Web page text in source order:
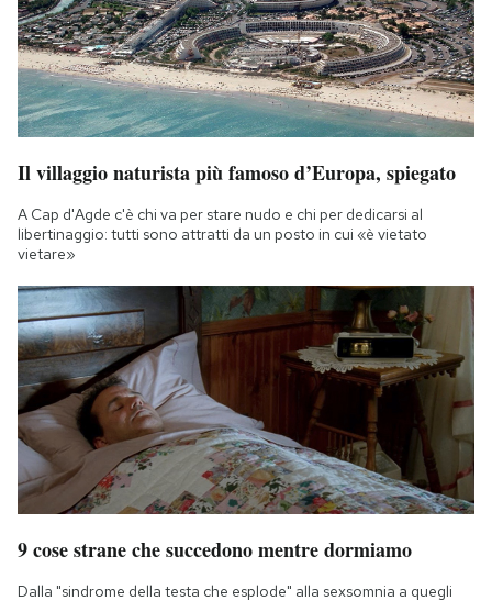
Il villaggio naturista più famoso d’Europa, spiegato
A Cap d'Agde c'è chi va per stare nudo e chi per dedicarsi al
libertinaggio: tutti sono attratti da un posto in cui «è vietato
vietare»
9 cose strane che succedono mentre dormiamo
Dalla "sindrome della testa che esplode" alla sexsomnia a quegli